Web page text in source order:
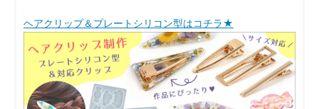
ヘアクリップ＆プレートシリコン型はコチラ★